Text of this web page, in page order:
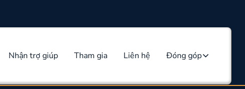
Nhận trợ giúp Tham gia Liên hệ Đóng góp